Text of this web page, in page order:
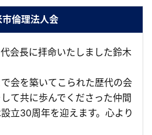
市倫理法人会
会長に拝命いたしました鈴木
会を築いてこられた歴代の会
て共に歩んでくださった仲間
立30周年を迎えます。心より